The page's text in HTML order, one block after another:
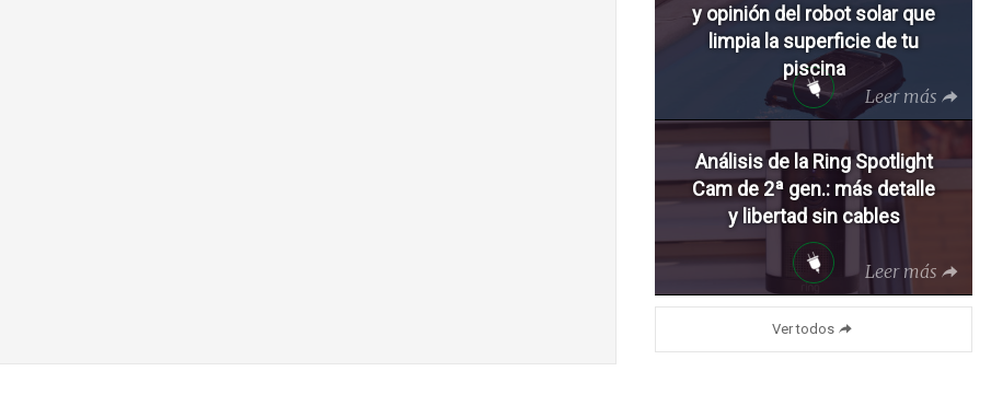
y opinión del robot solar que
limpia la superficie de tu
piscina
Leer más
Análisis de la Ring Spotlight
Cam de 2ª gen.: más detalle
y libertad sin cables
Leer más
Ver todos